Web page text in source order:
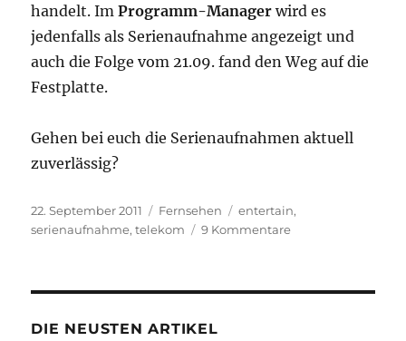
handelt. ImProgramm-Manager wird es
jedenfalls als Serienaufnahme angezeigt und
auch die Folge vom 21.09. fand den Weg auf die
Festplatte.
Gehen bei euch die Serienaufnahmen aktuell
zuverlässig?
Veröffentlicht
am
22. September 2011 Kategorien
Fernsehen Schlagwörter
entertain,
serienaufnahme,telekom 9 Kommentarezu
DIE NEUSTEN ARTIKEL